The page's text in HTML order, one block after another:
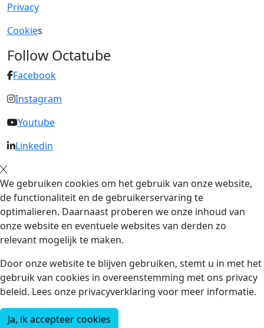
Privacy
Cookies
Follow Octatube
Facebook
Instagram
Youtube
Linkedin
We gebruiken cookies om het gebruik van onze website,
de functionaliteit en de gebruikerservaring te
optimalieren. Daarnaast proberen we onze inhoud van
onze website en eventuele websites van derden zo
relevant mogelijk te maken.
Door onze website te blijven gebruiken, stemt u in met het
gebruik van cookies in overeenstemming met ons privacy
beleid. Lees onze privacyverklaring voor meer informatie.
Ja, ik accepteer cookies